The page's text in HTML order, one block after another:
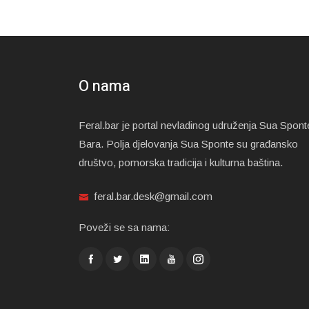
O nama
Feral.bar je portal nevladinog udruženja Sua
Bara. Polja djelovanja Sua Sponte su građansko
društvo, pomorska tradicija i kulturna baština.
feral.bar.desk@gmail.com
Poveži se sa nama: